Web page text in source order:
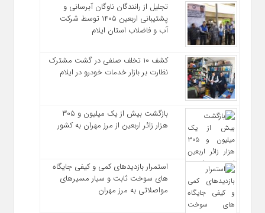
تجلیل از رانندگان ناوگان آبرسانی و
پشتیبانی اربعین ۱۴۰۵ توسط شرکت
آب و فاضلاب استان ایلام
کشف ۱۰ تخلف صنفی در گشت مشترک
نظارت بر بازار خدمات خودرو در ایلام
بازگشت بیش از یک میلیون و ۳۰۵
هزار زائر اربعین از مرز مهران به کشور
استمرار بازدیدهای کمی و کیفی جایگاه‌
های سوخت ثابت و سیار مسیرهای
مواصلاتی به مرز مهران